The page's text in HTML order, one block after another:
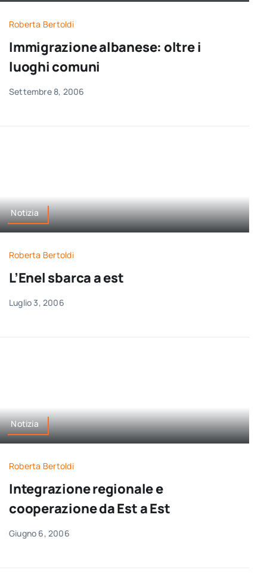
Newsletter
Roberta Bertoldi
Immigrazione albanese: oltre i
luoghi comuni
Settembre 8, 2006
Notizia
Roberta Bertoldi
L’Enel sbarca a est
Luglio 3, 2006
Notizia
Roberta Bertoldi
Integrazione regionale e
cooperazione da Est a Est
Giugno 6, 2006